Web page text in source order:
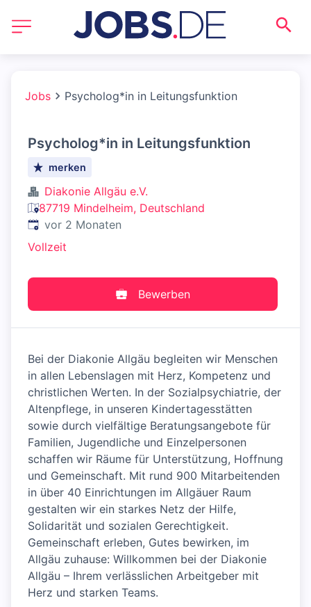
Jobs Psycholog*in in Leitungsfunktion
Psycholog*in in Leitungsfunktion
merken
Diakonie Allgäu e.V.
87719 Mindelheim, Deutschland
Veröffentlicht:
vor 2 Monaten
Vollzeit
Bewerben
Bei der Diakonie Allgäu begleiten wir Menschen
in allen Lebenslagen mit Herz, Kompetenz und
christlichen Werten. In der Sozialpsychiatrie, der
Altenpflege, in unseren Kindertagesstätten
sowie durch vielfältige Beratungsangebote für
Familien, Jugendliche und Einzelpersonen
schaffen wir Räume für Unterstützung, Hoffnung
und Gemeinschaft. Mit rund 900 Mitarbeitenden
in über 40 Einrichtungen im Allgäuer Raum
gestalten wir ein starkes Netz der Hilfe,
Solidarität und sozialen Gerechtigkeit.
Gemeinschaft erleben, Gutes bewirken, im
Allgäu zuhause: Willkommen bei der Diakonie
Allgäu – Ihrem verlässlichen Arbeitgeber mit
Herz und starken Teams.